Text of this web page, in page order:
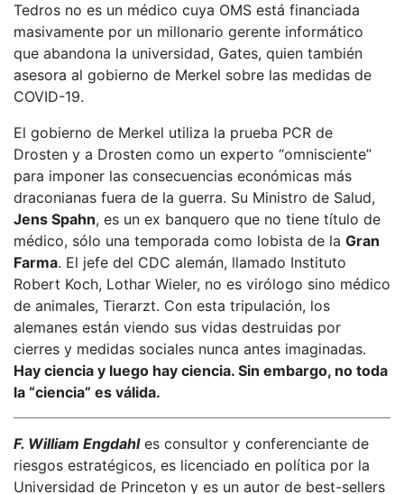
Tedros no es un médico cuya OMS está financiada
masivamente por un millonario gerente informático
que abandona la universidad, Gates, quien también
asesora al gobierno de Merkel sobre las medidas de
COVID-19.
El gobierno de Merkel utiliza la prueba PCR de
Drosten y a Drosten como un experto “omnisciente”
para imponer las consecuencias económicas más
draconianas fuera de la guerra. Su Ministro de Salud,
Jens Spahn, es un ex banquero que no tiene título de
médico, sólo una temporada como lobista de la Gran
Farma. El jefe del CDC alemán, llamado Instituto
Robert Koch, Lothar Wieler, no es virólogo sino médico
de animales, Tierarzt. Con esta tripulación, los
alemanes están viendo sus vidas destruidas por
cierres y medidas sociales nunca antes imaginadas.
Hay ciencia y luego hay ciencia. Sin embargo, no toda
la “ciencia” es válida.
F. William Engdahles consultor y conferenciante de
riesgos estratégicos, es licenciado en política por la
Universidad de Princeton y es un autor de best-sellers